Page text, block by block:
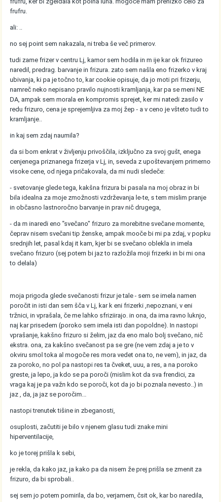
frufru.
ali: ..
no sej point sem nakazala, ni treba še več primerov.
tudi zame frizer v centru Lj, kamor sem hodila in m ije kar ok frizureo
naredil, predrag. barvanje in frizura. zato sem našla eno frizerko v kraj
ubivanja, ki pa je točno to, kar cookie opisuje, da jo moti pri frizerju,
namreč neko nepisano pravilo nujnosti kramljanja, kar pa se meni NE
DA, ampak sem morala en kompromis sprejet, ker mi natedi zasilo v
redu frizuro, cena je sprejemljiva za moj žep - a v ceno je všteto tudi to
kramljanje..
in kaj sem zdaj naumila?
da si bom enkrat v življenju privoščila, izključno za svoj gušt, enega
cenjenega priznanega frizerja v Lj, in, seveda z upoštevanjem primerno
visoke cene, od njega pričakovala, da mi nudi sledeče:
- svetovanje glede tega, kakšna frizura bi pasala na moj obraz in bi
bila idealna za moje zmožnosti vzdrževanja le-te, s tem mislim pranje
in občasno lastnoročno barvanje in prav nič drugega,
- da m inaredi eno "svečano" frizuro za morebitne svečane momente,
čeprav nisem svečani tip ženske, ampak mooče bi mi pa zdaj, v popku
srednjih let, pasal kdaj it kam, kjer bi se svečano oblekla in imela
svečano frizuro (sej potem bi jaz to razložila moji frizerki in bi mi ona
to delala)
moja prigoda glede svečanosti frizur je tale - sem se imela namen
poročit in isti dan sem šča v Lj, kar k eni frizerki ,nepoznani, v eni
tržnici, in vprašala, če me lahko sfriziirajo. in ona, da ima ravno luknjo,
naj kar prisedem (poroko sem imela isti dan popoldne). In nastopi
vprašanje, kakšno frizuro si želim, jaz da eno malo bolj svečano, nič
ekstra. ona, za kakšno svečanost pa se gre (ne vem zdaj a je to v
okviru smol toka al mogoče res mora vedet ona to, ne vem), in jaz, da
za poroko, no pol pa nastopi res ta čveket, uuu, a res, a na poroko
greste, ja lepo, ja kdo se pa poroči (mislim kot da sva frendici, za
vraga kaj je pa važn kdo se poroči, kot da jo bi poznala nevesto..) in
jaz , da, ja jaz se poročim...
nastopi trenutek tišine in zbeganosti,
osuplosti, začutiti je bilo v njenem glasu tudi znake mini
hiperventilacije,
ko je torej prišla k sebi,
je rekla, da kako jaz, ja kako pa da nisem že prej prišla se zmenit za
frizuro, da bi sprobali..
sej sem jo potem pomirila, da bo, verjamem, čsit ok, kar bo naredila,